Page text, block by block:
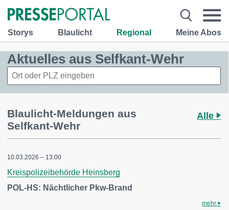
Storys Blaulicht Regional Meine Abos
Aktuelles aus Selfkant-Wehr
Blaulicht-Meldungen aus
Selfkant-Wehr
Alle
10.03.2026 – 13:00
Kreispolizeibehörde Heinsberg
POL-HS: Nächtlicher Pkw-Brand
mehr